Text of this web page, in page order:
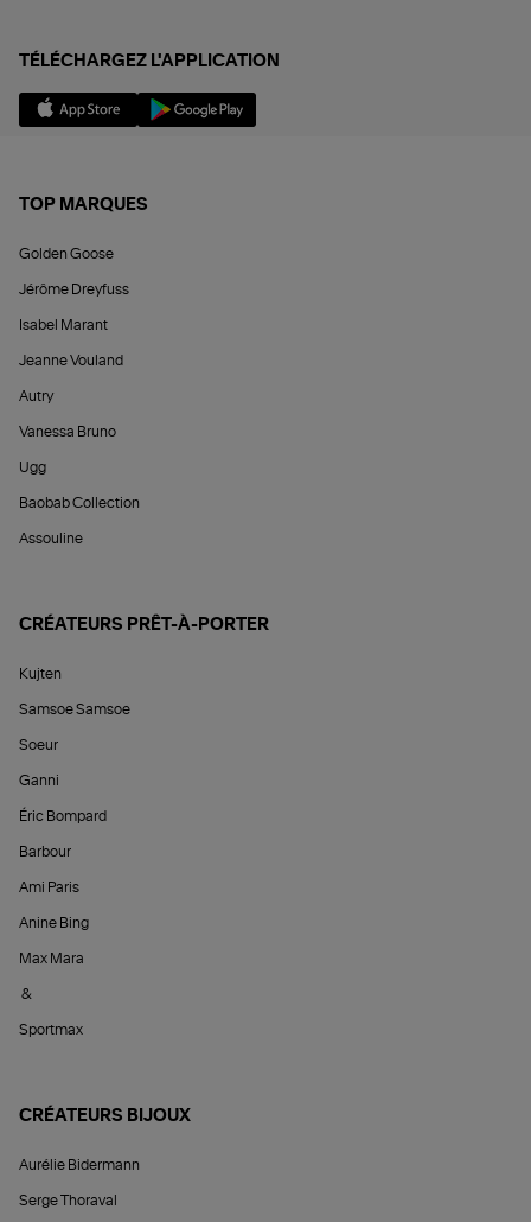
TÉLÉCHARGEZ L'APPLICATION
TOP MARQUES
Golden Goose
Jérôme Dreyfuss
Isabel Marant
Jeanne Vouland
Autry
Vanessa Bruno
Ugg
Baobab Collection
Assouline
CRÉATEURS PRÊT-À-PORTER
Kujten
Samsoe Samsoe
Soeur
Ganni
Éric Bompard
Barbour
Ami Paris
Anine Bing
Max Mara
&
Sportmax
CRÉATEURS BIJOUX
Aurélie Bidermann
Serge Thoraval